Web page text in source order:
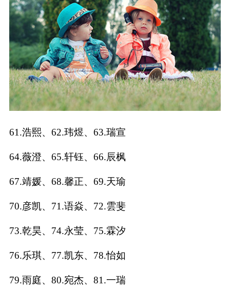
宝
宝
取
名
字
打
生
辰
起
大
师
起
61.浩熙、62.玮煜、63.瑞宣
64.薇澄、65.轩钰、66.辰枫
67.靖媛、68.馨正、69.天瑜
70.彦凯、71.语焱、72.雲斐
73.乾昊、74.永莹、75.霖汐
76.乐琪、77.凯东、78.怡如
79.雨庭、80.宛杰、81.一瑞